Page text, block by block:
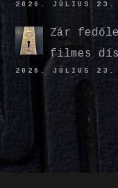
2026. JÚLIUS 23.
Zár
filmes
2026. JÚLIUS 23.